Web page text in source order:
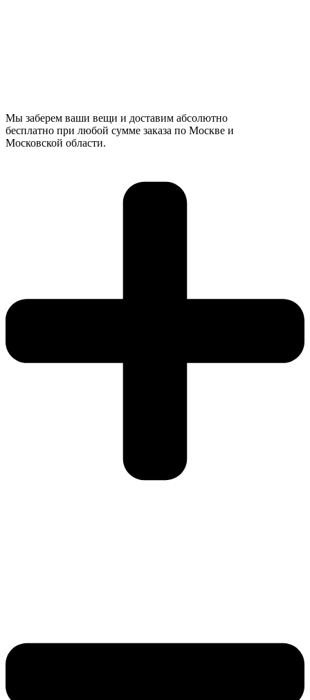
Мы заберем ваши вещи и доставим абсолютно
бесплатно при любой сумме заказа по Москве и
Московской области.